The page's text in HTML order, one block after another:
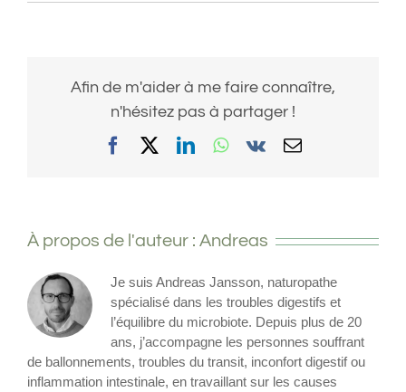
Afin de m'aider à me faire connaître,
n'hésitez pas à partager !
FacebookLinkedInWhatsApp
Vk Email
À propos de l'auteur : Andreas
Je suis Andreas Jansson, naturopathe
spécialisé dans les troubles digestifs et
l’équilibre du microbiote. Depuis plus de 20
ans, j’accompagne les personnes souffrant
de ballonnements, troubles du transit, inconfort digestif ou
inflammation intestinale, en travaillant sur les causes